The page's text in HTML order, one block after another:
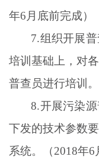
年6月底前完成）
7.组织开展
培训基础上，对
普查员进行培训
8.开展污染
下发的技术参数
系统。（2018年6